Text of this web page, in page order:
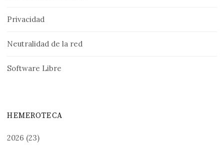
Privacidad
Neutralidad de la red
Software Libre
HEMEROTECA
2026 (23)